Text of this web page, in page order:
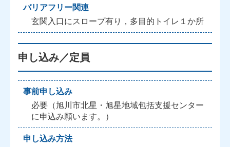
バリアフリー関連
玄関入口にスロープ有り，多目的トイレ１か所
申し込み／定員
事前申し込み
必要（旭川市北星・旭星地域包括支援センター
に申込み願います。）
申し込み方法